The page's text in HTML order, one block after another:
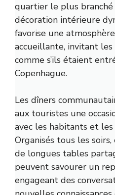
quartier le plus
décoration intérieure
favorise une
accueillante, invitant
comme s’ils étaient
Copenhague.
Les dîners
aux touristes une
avec les habitants et
Organisés tous les
de longues tables
peuvent savourer un
engageant des